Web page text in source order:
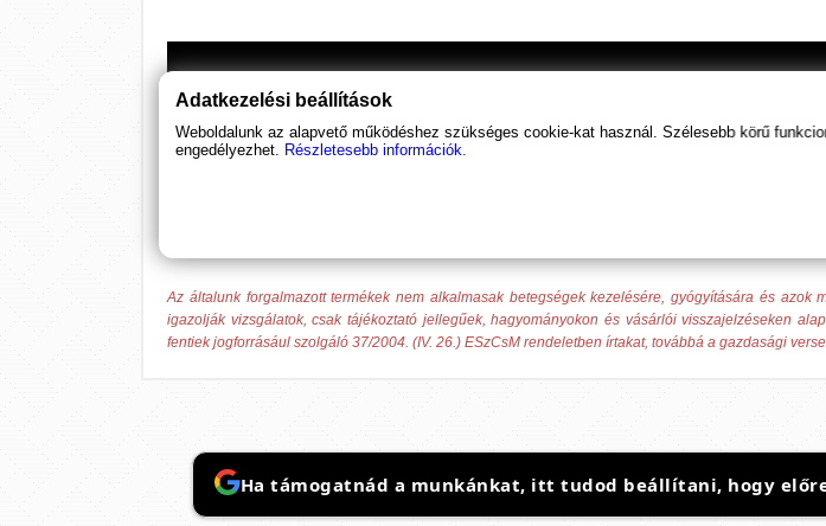
Az általunk forgalmazott termékek nem alkalmasak betegségek kezelésére, gyógyítására és
igazolják vizsgálatok, csak tájékoztató jellegűek, hagyományokon és vásárlói visszajelzéseken
fentiek jogforrásául szolgáló 37/2004. (IV. 26.) ESzCsM rendeletben írtakat, továbbá a gazdasági
Ha támogatnád a munkánkat, itt tudod beállítani, hogy
Adatkezelési beállítások
Weboldalunk az alapvető működéshez szükséges cookie-kat használ. Szélesebb körű
engedélyezhet. Részletesebb információk.